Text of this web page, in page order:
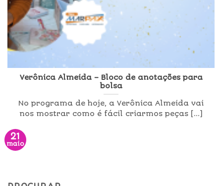
Verônica Almeida – Bloco de anotações para
bolsa
No programa de hoje, a Verônica Almeida vai
nos mostrar como é fácil criarmos peças [...]
21
maio